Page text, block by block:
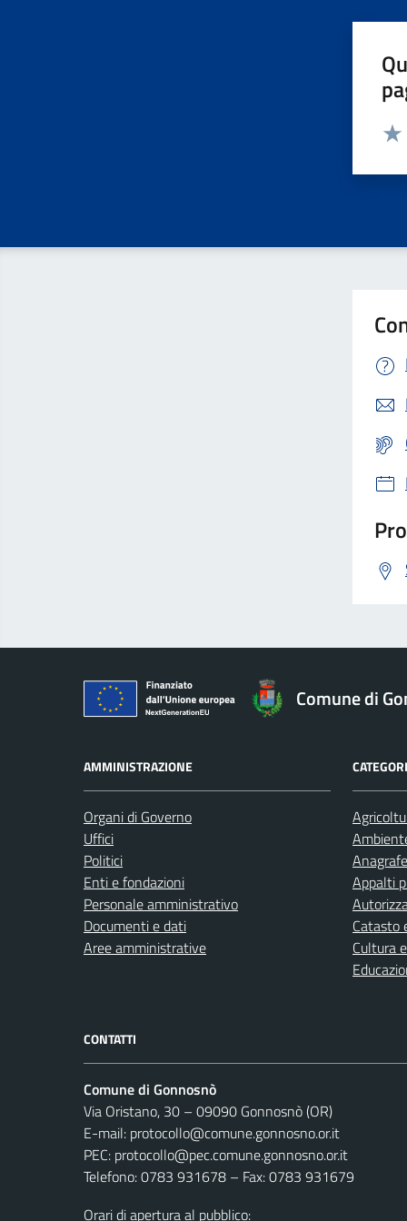
Comune di
AMMINISTRAZIONE
Organi di Governo
Uffici
Politici
Enti e fondazioni
Personale amministrativo
Documenti e dati
Aree amministrative
Appalti
Catasto
Cultura
CONTATTI
Comune di Gonnosnò
Via Oristano, 30 – 09090 Gonnosnò (OR)
E-mail: protocollo@comune.gonnosno.or.it
PEC: protocollo@pec.comune.gonnosno.or.it
Telefono: 0783 931678 – Fax: 0783 931679
Orari di apertura al pubblico: